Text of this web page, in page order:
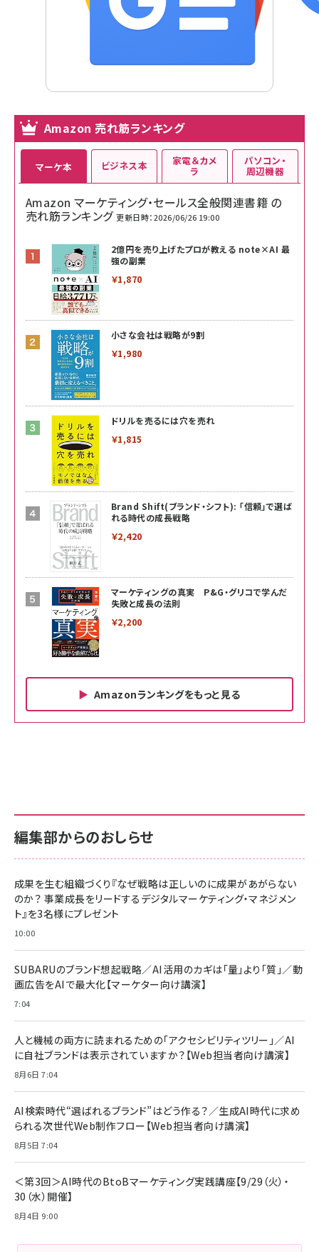
Amazon 売れ筋ランキング
マーケ本
Amazon マーケティング・セールス全般関連書籍 の
売れ筋ランキング 更新日時：2026/06/26 19:00
2億円を売り上げたプロが教える note×AI 最
強の副業
￥1,870
小さな会社は戦略が9割
￥1,980
ドリルを売るには穴を売れ
￥1,815
Brand Shift(ブランド・シフト): 「信頼」で選ば
れる時代の成長戦略
￥2,420
マーケティングの真実 P&G・グリコで学んだ
失敗と成長の法則
￥2,200
Amazonランキングをもっと見る
ビジネス本
￥880
anan(アンアン)2026/06/24号 No.2500増刊
スペシャルエディション[王道エンタメの矜持／
￥1,100
anan(アンアン)2026/07/08号 No.2502[2026
￥880
ママ投資家が育休中に１億貯めた株式投資
組織の成果を最大化する ルールのデザイン
￥1,980
Amazonランキングをもっと見る
家電＆カメ
ラ
サポート正規品 メーカー保証5年 KLMEA128G
NIMASO ガラスフィルム iPhone 17 用 保護フィ
すい ガイド枠付き いPhone17 (6.3インチ) 対応
2枚セット DSP25F1698
￥1,599
￥6,980
全ワイヤレスイヤホン/アクティブノイズキャンセリ
技術基準適合】ブラック
￥5,990
ケーブル Anker絡まないケーブル 240W 結束バン
ド付き USB PD対応 シリコン素材採用 iPhone
17 / 16 / 15 / Galaxy iPad Pro MacBook
Pro/Air 各種対応 (1.8m ミッドナイトブラック)
￥1,890
パソコン・
周辺機器
サポート正規品 メーカー保証5年 KLMEA128G
Amazon eギフトカード - Amazonロゴ - クラ
￥5,000
Anker PowerLine III Flow USB-C & USB-C
Pro/Air 各種対応 (1.8m ミッドナイトブラック)
￥1,890
サッポロ 生ビール 黒ラベル 350ml 缶 24本 ビー
ル ケース買い【6/30応募〆切! 黒ラベルビヤセラー
￥4,857
編集部からのおしらせ
成果を生む組織づくり『なぜ戦略は正しいのに成果があがらない
のか？ 事業成長をリードするデジタルマーケティング・マネジメン
ト』を3名様にプレゼント
10:00
SUBARUのブランド想起戦略／AI活用のカギは「量」より「質」／動
画広告をAIで最大化【マーケター向け講演】
7:04
人と機械の両方に読まれるための「アクセシビリティツリー」／AI
に自社ブランドは表示されていますか？【Web担当者向け講演】
8月6日 7:04
AI検索時代“選ばれるブランド”はどう作る？／生成AI時代に求め
られる次世代Web制作フロー【Web担当者向け講演】
8月5日 7:04
＜第3回＞AI時代のBtoBマーケティング実践講座【9/29（火）・
30（水）開催】
8月4日 9:00